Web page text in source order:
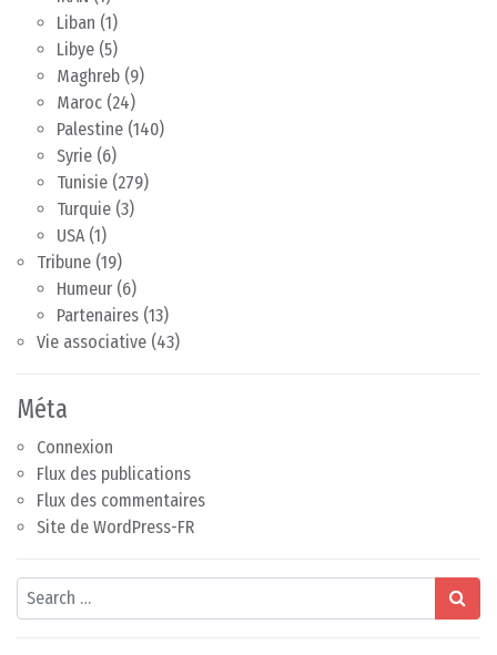
Liban (1)
Libye (5)
Maghreb (9)
Maroc (24)
Palestine (140)
Syrie (6)
Tunisie (279)
Turquie (3)
USA(1)
Tribune (19)
Humeur (6)
Partenaires (13)
Vie associative (43)
Méta
Connexion
Flux des publications
Flux des commentaires
Site de WordPress-FR
Search